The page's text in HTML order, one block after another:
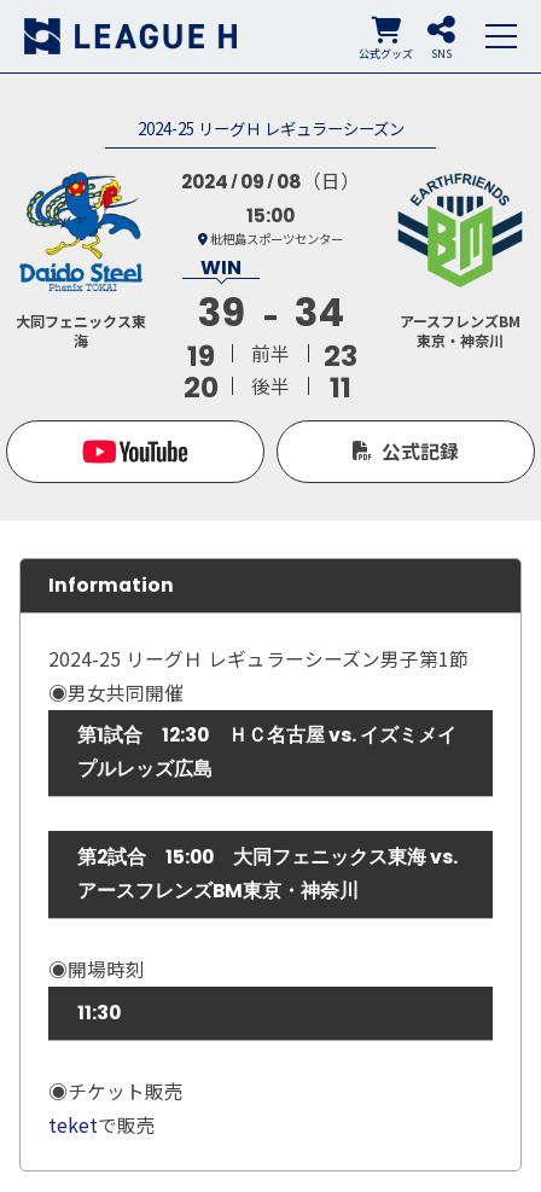
SNS
公式グッズ
2024-25 リーグＨ レギュラーシーズン
大同フェニックス東
海
2024 09 08 （日）
15:00
枇杷島スポーツセンター
39 34
19 前半
23
20
後半 11
アースフレンズBM
東京・神奈川
公式記録
Information
2024-25 リーグＨ レギュラーシーズン男子第1節
◉男女共同開催
第1試合 12:30 ＨＣ名古屋 vs. イズミメイ
プルレッズ広島
第2試合 15:00 大同フェニックス東海 vs.
アースフレンズBM東京・神奈川
◉開場時刻
11:30
◉チケット販売
teketで販売